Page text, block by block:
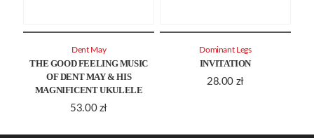
THE GOOD FEELING MUSIC
OF DENT MAY & HIS
MAGNIFICENT UKULELE
53.00 zł
Dent May
INVITATION
28.00 zł
Dominant Legs